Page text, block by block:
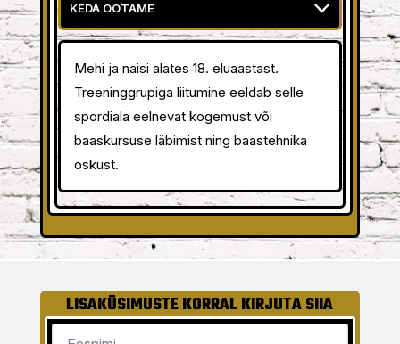
Mehi ja naisi alates 18. eluaastast.
Treeninggrupiga liitumine eeldab selle
spordiala eelnevat kogemust või
baaskursuse läbimist ning baastehnika
oskust.
LISAKÜSIMUSTE KORRAL KIRJUTA SIIA